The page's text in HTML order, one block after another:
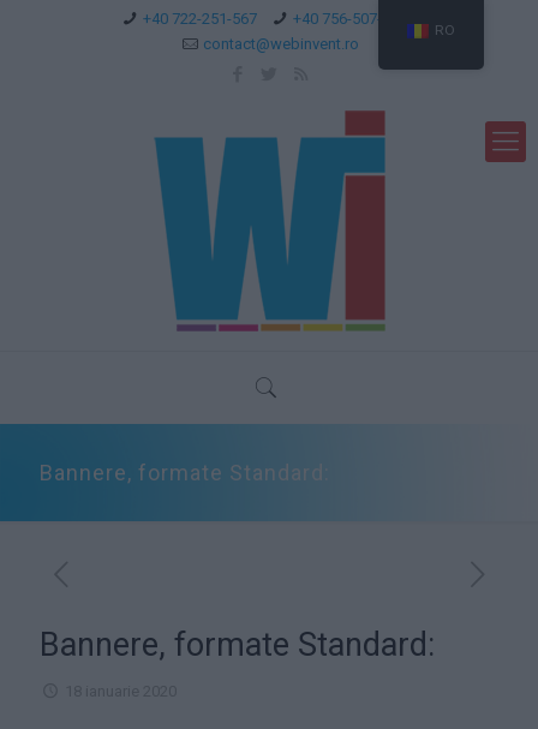
+40 722-251-567
+40 756-507-744
contact@webinvent.ro
Bannere, formate Standard:
Bannere, formate Standard:
RO